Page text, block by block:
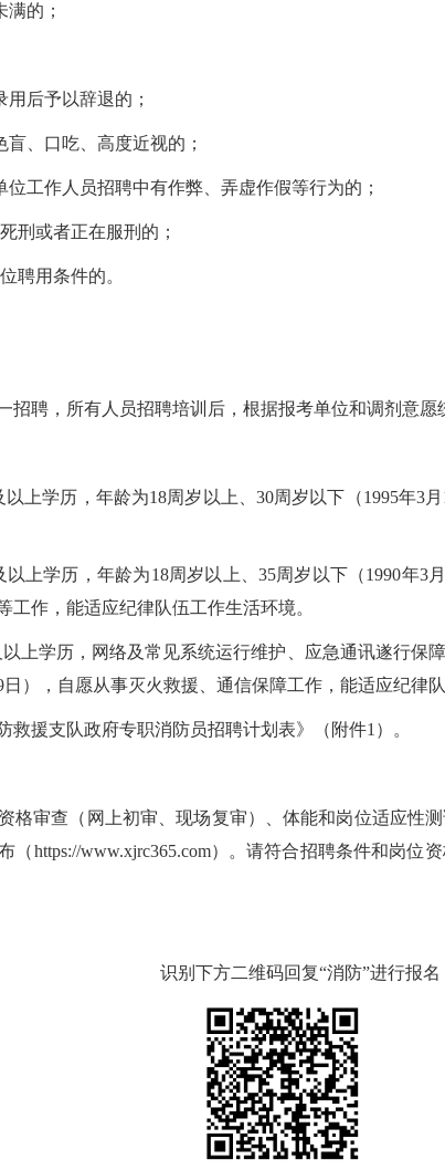
的；
后予以辞退的；
、口吃、高度近视的；
作人员招聘中有作弊、弄虚作假等行为的；
或者正在服刑的；
用条件的。
聘，所有人员招聘培训后，根据报考单位和调剂意愿
学历，年龄为18周岁以上、30周岁以下（1995年3月
学历，年龄为18周岁以上、35周岁以下（1990年3
作，能适应纪律队伍工作生活环境。
学历，网络及常见系统运行维护、应急通讯遂行保
日），自愿从事灭火救援、通信保障工作，能适应纪律
援支队政府专职消防员招聘计划表》（附件1）。
审查（网上初审、现场复审）、体能和岗位适应性测
（https://www.xjrc365.com）。请符合招聘条件和岗位
识别下方二维码回复“消防”进行报名